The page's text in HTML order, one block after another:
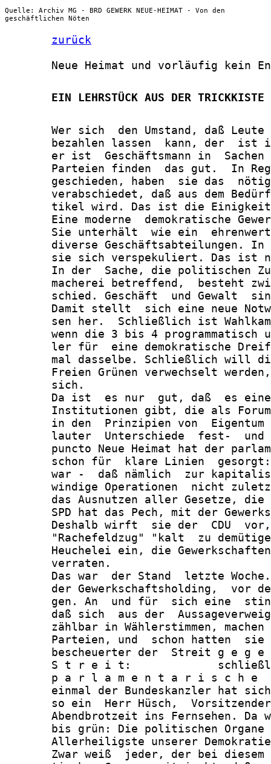
Quelle: Archiv MG - BRD GEWERK NEUE-HEIMAT - Von den
geschäftlichen Nöten
zurück
Neue Heimat und vorläufig kein
EIN LEHRSTÜCK AUS DER TRICKKISTE
Wer sich  den Umstand, daß
bezahlen lassen  kann, der  ist
er ist  Geschäftsmann in
Parteien finden  das gut.  In
geschieden, haben  sie das
verabschiedet, daß aus dem
tikel wird. Das ist die
Eine moderne  demokratische
Sie unterhält  wie ein
diverse Geschäftsabteilungen.
sie sich verspekuliert. Das ist
In der  Sache, die politischen
macherei betreffend,  besteht
schied. Geschäft  und Gewalt
Damit stellt  sich eine neue
sen her.  Schließlich ist
wenn die 3 bis 4 programmatisch
ler für  eine demokratische
mal dasselbe. Schließlich will
Freien Grünen verwechselt
       sich.
Da ist  es nur  gut, daß  es
Institutionen gibt, die als
in den  Prinzipien von
lauter  Unterschiede  fest-
puncto Neue Heimat hat der
schon für  klare Linien
war -  daß nämlich  zur
windige Operationen  nicht
das Ausnutzen aller Gesetze,
SPD hat das Pech, mit der
Deshalb wirft  sie der  CDU
"Rachefeldzug" "kalt  zu
Heuchelei ein, die
       verraten.
Das war  der Stand  letzte
der Gewerkschaftsholding,  vor
gen. An  und für  sich eine
daß sich  aus der
zählbar in Wählerstimmen,
Parteien, und  schon hatten
bescheuerter der  Streit g e g
S t r e i t:
p a r l a m e n t a r i s c h e
einmal der Bundeskanzler hat
so ein  Herr Hüsch,
Abendbrotzeit ins Fernsehen. Da
bis grün: Die politischen
Allerheiligste unserer
Zwar weiß  jeder, der bei